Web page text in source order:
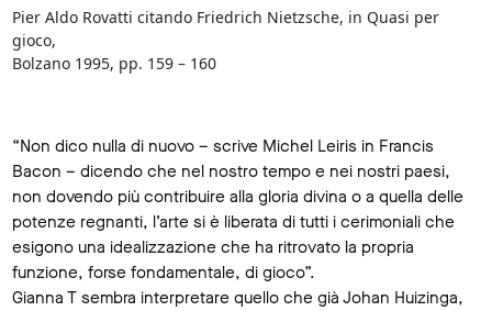
Pier Aldo Rovatti citando Friedrich Nietzsche, in Quasi per
gioco,
Bolzano 1995, pp. 159 – 160
“Non dico nulla di nuovo – scrive Michel Leiris in Francis
Bacon – dicendo che nel nostro tempo e nei nostri paesi,
non dovendo più contribuire alla gloria divina o a quella delle
potenze regnanti, l’arte si è liberata di tutti i cerimoniali che
esigono una idealizzazione che ha ritrovato la propria
funzione, forse fondamentale, di gioco”.
Gianna T sembra interpretare quello che già Johan Huizinga,